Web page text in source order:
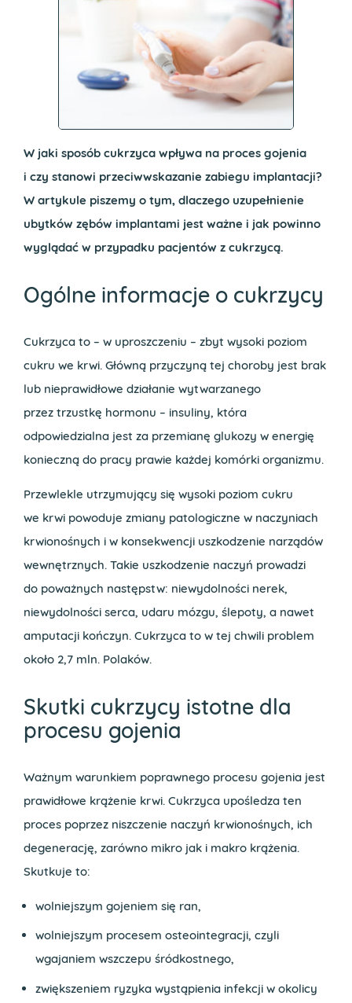
W jaki sposób cukrzyca wpływa na proces gojenia
i czy stanowi przeciwwskazanie zabiegu implantacji?
W artykule piszemy o tym, dlaczego uzupełnienie
ubytków zębów implantami jest ważne i jak powinno
wyglądać w przypadku pacjentów z cukrzycą.
Ogólne informacje o cukrzycy
Cukrzyca to – w uproszczeniu – zbyt wysoki poziom
cukru we krwi. Główną przyczyną tej choroby jest brak
lub nieprawidłowe działanie wytwarzanego
przez trzustkę hormonu – insuliny, która
odpowiedzialna jest za przemianę glukozy w energię
konieczną do pracy prawie każdej komórki organizmu.
Przewlekle utrzymujący się wysoki poziom cukru
we krwi powoduje zmiany patologiczne w naczyniach
krwionośnych i w konsekwencji uszkodzenie narządów
wewnętrznych. Takie uszkodzenie naczyń prowadzi
do poważnych następstw: niewydolności nerek,
niewydolności serca, udaru mózgu, ślepoty, a nawet
amputacji kończyn. Cukrzyca to w tej chwili problem
około 2,7 mln. Polaków.
Skutki cukrzycy istotne dla
procesu gojenia
Ważnym warunkiem poprawnego procesu gojenia jest
prawidłowe krążenie krwi. Cukrzyca upośledza ten
proces poprzez niszczenie naczyń krwionośnych, ich
degenerację, zarówno mikro jak i makro krążenia.
Skutkuje to:
wolniejszym gojeniem się ran,
wolniejszym procesem osteointegracji, czyli
wgajaniem wszczepu śródkostnego,
zwiększeniem ryzyka wystąpienia infekcji w okolicy